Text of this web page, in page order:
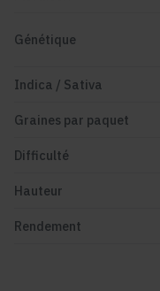
Génétique
Indica / Sativa
Graines par paquet
Difficulté
Hauteur
Rendement